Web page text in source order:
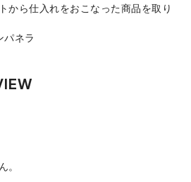
から仕入れをおこなった商品を取り
パネラ
。